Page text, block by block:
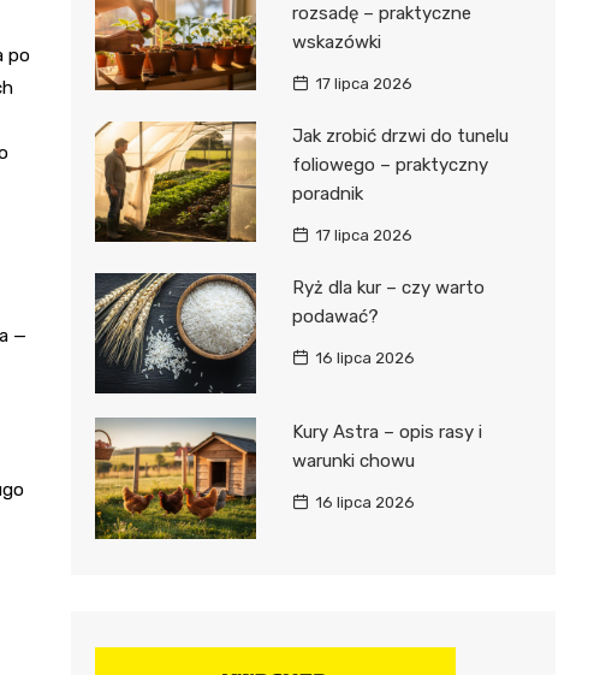
po
—
rozsadę – praktyczne
wskazówki
17 lipca 2026
Jak zrobić drzwi do tunelu
foliowego – praktyczny
poradnik
17 lipca 2026
Ryż dla kur – czy warto
podawać?
16 lipca 2026
Kury Astra – opis rasy i
warunki chowu
16 lipca 2026